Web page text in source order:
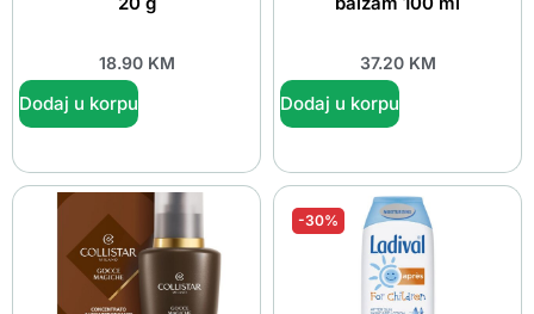
18.90 KM
Dodaj u korpu
37.20 KM
Dodaj u korpu
-30%